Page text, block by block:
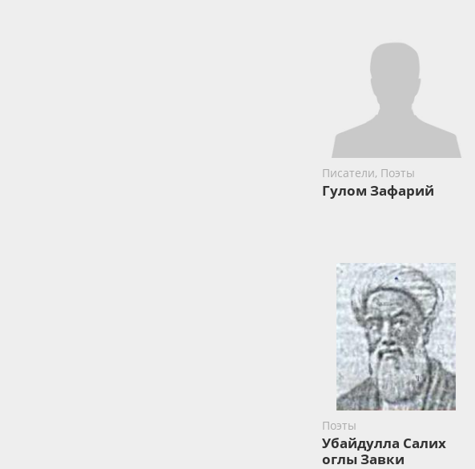
Писатели, Поэты
Гулом Зафарий
Поэты
Убайдулла Салих
оглы Завки